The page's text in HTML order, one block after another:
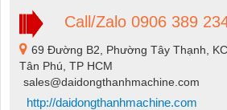
Call/Zalo 0906 389
69 Đường B2, Phường Tây Thạnh,
Tân Phú, TP HCM
sales@daidongthanhmachine.com
http://daidongthanhmachine.com